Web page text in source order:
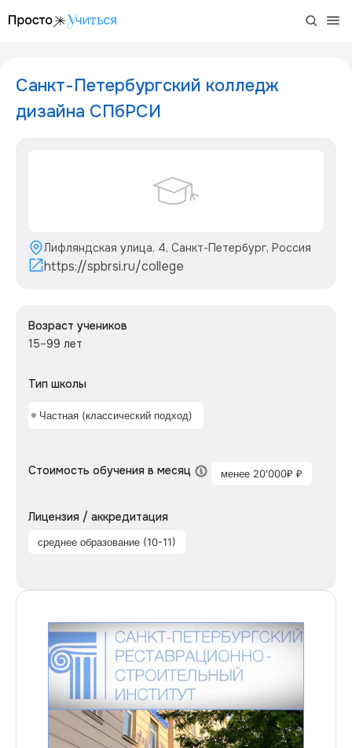
Санкт-Петербургский колледж
дизайна СПбРСИ
Лифляндская улица, 4, Санкт-Петербург, Россия
https://spbrsi.ru/college
Возраст учеников
15–99 лет
Тип школы
Частная (классический подход)
Стоимость обучения в месяц менее 20'000₽ ₽
Лицензия / аккредитация
среднее образование (10-11)